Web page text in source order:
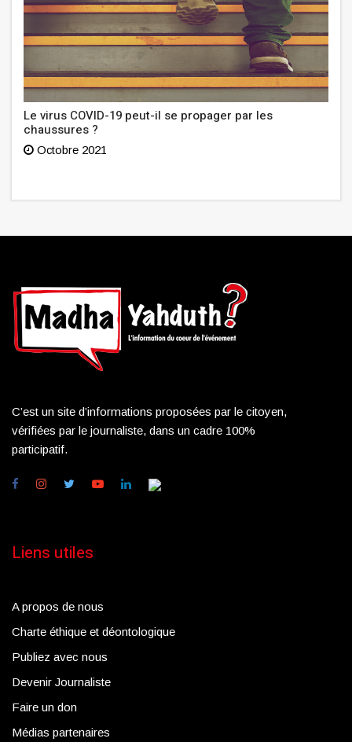
Le virus COVID-19 peut-il se propager par les
chaussures ?
Octobre 2021
C’est un site d’informations proposées par le citoyen,
vérifiées par le journaliste, dans un cadre 100%
participatif.
Liens utiles
A propos de nous
Charte éthique et déontologique
Publiez avec nous
Devenir Journaliste
Faire un don
Médias partenaires